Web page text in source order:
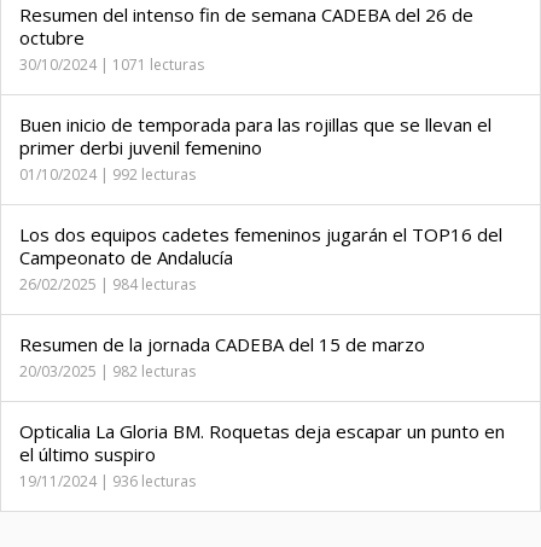
Resumen del intenso fin de semana CADEBA del 26 de
octubre
30/10/2024 | 1071 lecturas
Buen inicio de temporada para las rojillas que se llevan el
primer derbi juvenil femenino
01/10/2024 | 992 lecturas
Los dos equipos cadetes femeninos jugarán el TOP16 del
Campeonato de Andalucía
26/02/2025 | 984 lecturas
Resumen de la jornada CADEBA del 15 de marzo
20/03/2025 | 982 lecturas
Opticalia La Gloria BM. Roquetas deja escapar un punto en
el último suspiro
19/11/2024 | 936 lecturas